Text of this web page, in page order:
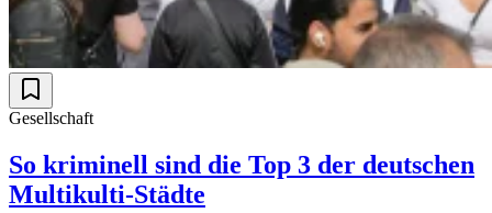
Gesellschaft
So kriminell sind die Top 3 der deutschen
Multikulti-Städte